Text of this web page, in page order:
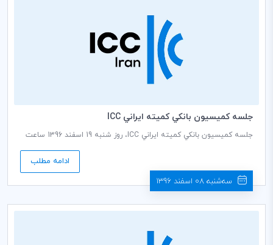
جلسه كميسيون بانكي كميته ايراني ICC
جلسه كميسيون بانكي كميته ايراني ICC، روز شنبه 19 اسفند 1396 ساعت
ساختمان جدید اتاق بازرگانی، صنایع، معادن و کشاورزی ایران برگزار خواهد
ادامه مطلب
سه‌شنبه 08 اسفند 1396